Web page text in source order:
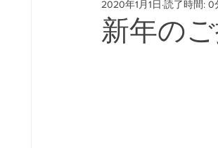
#freeway428
新年の
2020年1月1日 読了時間: 0